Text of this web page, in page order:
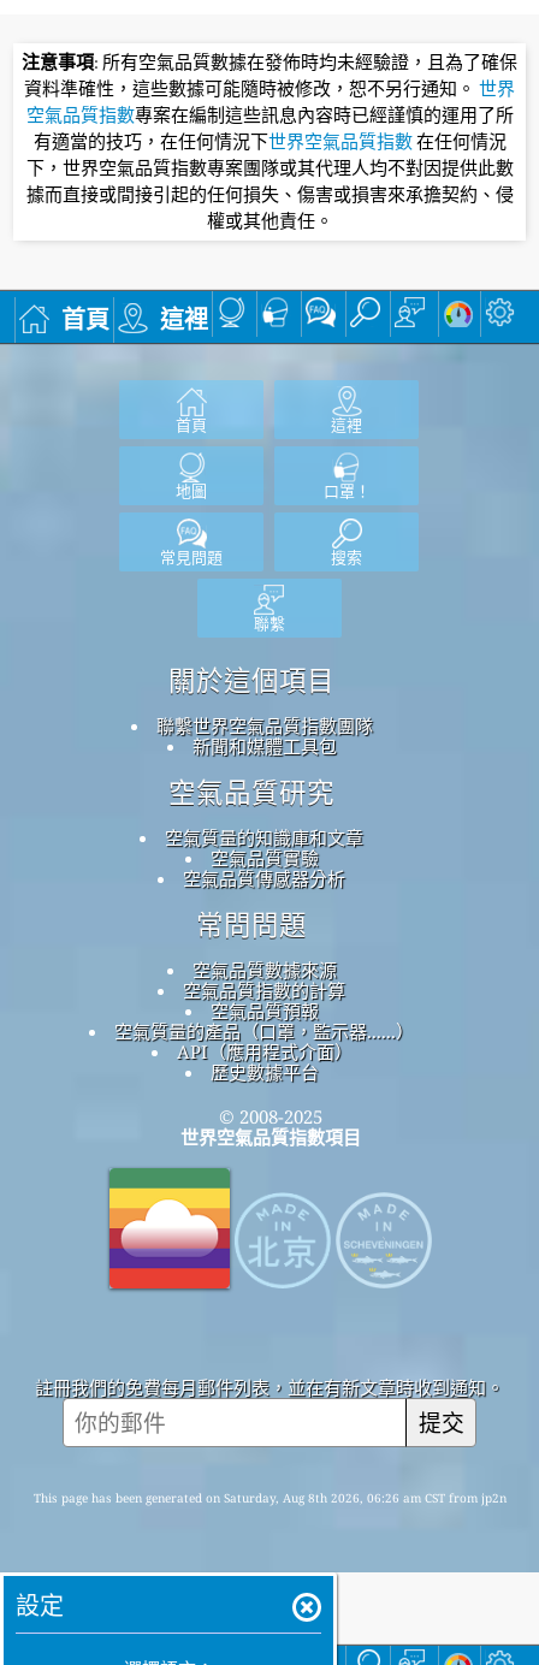
注意事項: 所有空氣品質數據在發佈時均未經驗證，且為了確保
資料準確性，這些數據可能隨時被修改，恕不另行通知。 世界
空氣品質指數專案在編制這些訊息內容時已經謹慎的運用了所
有適當的技巧，在任何情況下世界空氣品質指數在任何情況
下，世界空氣品質指數專案團隊或其代理人均不對因提供此數
據而直接或間接引起的任何損失、傷害或損害來承擔契約、侵
權或其他責任。
首頁 這裡
首頁 這裡
地圖 口罩！
常見問題 搜索
聯繫
關於這個項目
聯繫世界空氣品質指數團隊
新聞和媒體工具包
空氣品質研究
空氣質量的知識庫和文章
空氣品質實驗
空氣品質傳感器分析
常問問題
空氣品質數據來源
空氣品質指數的計算
空氣品質預報
空氣質量的產品（口罩，監示器......）
API（應用程式介面）
歷史數據平台
© 2008-2025
世界空氣品質指數項目
註冊我們的免費每月郵件列表，並在有新文章時收到通知。
提交
This page has been generated on Saturday, Aug 8th 2026, 06:26 am CST from jp2n
設定